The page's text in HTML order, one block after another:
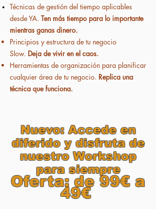
Técnicas de gestión del tiempo aplicables
desde YA. Ten más tiempo para lo importante
mientras ganas dinero.
Principios y estructura de tu negocio
Slow. Deja de vivir en el caos.
Herramientas de organización para planificar
cualquier área de tu negocio. Replica una
técnica que funciona.
Nuevo: Accede en
diferido y disfruta de
nuestro Workshop
para siempre​
Oferta: de 99€ a
49€